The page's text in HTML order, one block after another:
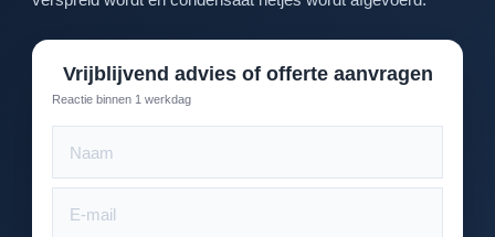
Vrijblijvend advies of offerte aanvragen
Reactie binnen 1 werkdag